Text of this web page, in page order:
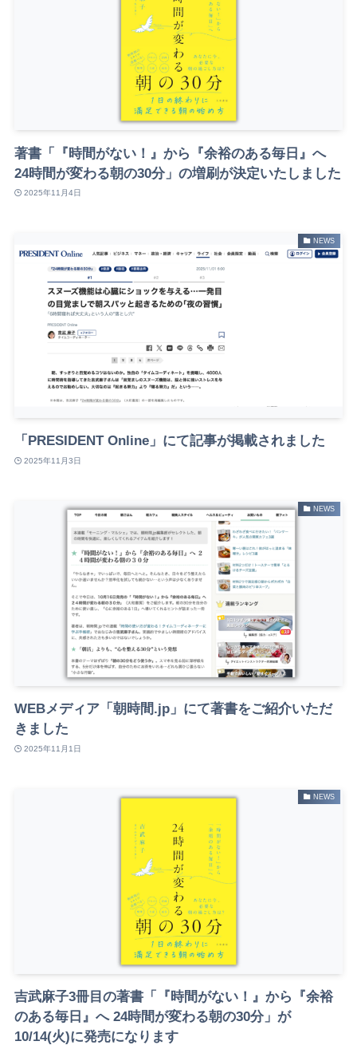
著書「『時間がない！』から『余裕のある毎日』へ
24時間が変わる朝の30分」の増刷が決定いたしました
2025年11月4日
NEWS
「PRESIDENT Online」にて記事が掲載されました
2025年11月3日
NEWS
WEBメディア「朝時間.jp」にて著書をご紹介いただ
きました
2025年11月1日
NEWS
吉武麻子3冊目の著書「『時間がない！』から『余裕
のある毎日』へ 24時間が変わる朝の30分」が
10/14(火)に発売になります